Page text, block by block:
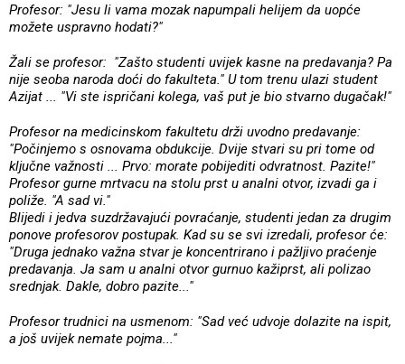
Profesor: "Jesu li vama mozak napumpali helijem da uopće
možete uspravno hodati?"
Žali se profesor: "Zašto studenti uvijek kasne na predavanja? Pa
nije seoba naroda doći do fakulteta." U tom trenu ulazi student
Azijat ... "Vi ste ispričani kolega, vaš put je bio stvarno dugačak!"
Profesor na medicinskom fakultetu drži uvodno predavanje:
"Počinjemo s osnovama obdukcije. Dvije stvari su pri tome od
ključne važnosti ... Prvo: morate pobijediti odvratnost. Pazite!"
Profesor gurne mrtvacu na stolu prst u analni otvor, izvadi ga i
poliže. "A sad vi."
Blijedi i jedva suzdržavajući povraćanje, studenti jedan za drugim
ponove profesorov postupak. Kad su se svi izredali, profesor će:
"Druga jednako važna stvar je koncentrirano i pažljivo praćenje
predavanja. Ja sam u analni otvor gurnuo kažiprst, ali polizao
srednjak. Dakle, dobro pazite..."
Profesor trudnici na usmenom: "Sad već udvoje dolazite na ispit,
a još uvijek nemate pojma..."